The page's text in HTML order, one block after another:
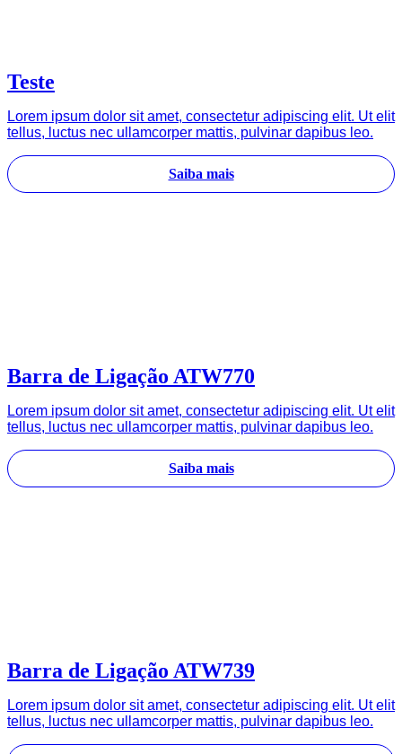
Teste
Lorem ipsum dolor sit amet, consectetur adipiscing elit. Ut elit
tellus, luctus nec ullamcorper mattis, pulvinar dapibus leo.
Saiba mais
Barra de Ligação ATW770
Lorem ipsum dolor sit amet, consectetur adipiscing elit. Ut elit
tellus, luctus nec ullamcorper mattis, pulvinar dapibus leo.
Saiba mais
Barra de Ligação ATW739
Lorem ipsum dolor sit amet, consectetur adipiscing elit. Ut elit
tellus, luctus nec ullamcorper mattis, pulvinar dapibus leo.